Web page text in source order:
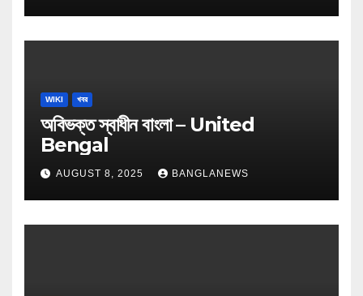
WIKI খবর
অবিভক্ত স্বাধীন বাংলা – United
Bengal
AUGUST 8, 2025 BANGLANEWS